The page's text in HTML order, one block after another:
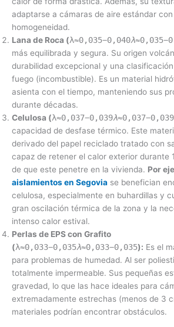
adaptarse a cámaras de aire estándar
homogeneidad.
Lana de Roca (λ≈0,035−0,040λ
más equilibrada y segura. Su origen
durabilidad excepcional y una
fuego (incombustible). Es un material
asienta con el tiempo, manteniendo sus
durante décadas.
Celulosa (λ≈0,037−0,039λ≈0,037−0,039
capacidad de desfase térmico. Este
derivado del papel reciclado tratado con
capaz de retener el calor exterior durante
de que este penetre en la vivienda. Por
aislamientos en Segovia se benefician
celulosa, especialmente en buhardillas y
gran oscilación térmica de la zona y la
intenso calor estival.
Perlas de EPS con Grafito
(λ≈0,033−0,035λ≈0,033−0,035): Es el
para problemas de humedad. Al ser
totalmente impermeable. Sus pequeñas
gravedad, lo que las hace ideales para
extremadamente estrechas (menos de 3
materiales podrían encontrar obstáculos.